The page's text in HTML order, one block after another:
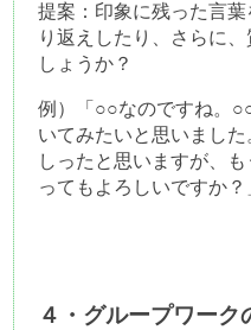
提案：印象に残った言葉
り返えしたり、さらに
しょうか？
例）「○○なのですね。
いてみたいと思いまし
しったと思いますが、
ってもよろしいですか？
４・グループワー